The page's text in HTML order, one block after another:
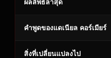
คำพูดของแดเนียล คอร์เมียร์
สิ่งที่เปลี่ยนแปลงไป